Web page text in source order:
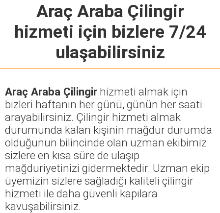
Araç Araba Çilingir
hizmeti için bizlere 7/24
ulaşabilirsiniz
Araç Araba Çilingir hizmeti almak için
bizleri haftanın her günü, günün her saati
arayabilirsiniz. Çilingir hizmeti almak
durumunda kalan kişinin mağdur durumda
olduğunun bilincinde olan uzman ekibimiz
sizlere en kısa süre de ulaşıp
mağduriyetinizi gidermektedir. Uzman ekip
üyemizin sizlere sağladığı kaliteli çilingir
hizmeti ile daha güvenli kapılara
kavuşabilirsiniz.